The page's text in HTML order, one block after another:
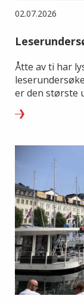
02.07.2026
Åtte av ti har
er den største